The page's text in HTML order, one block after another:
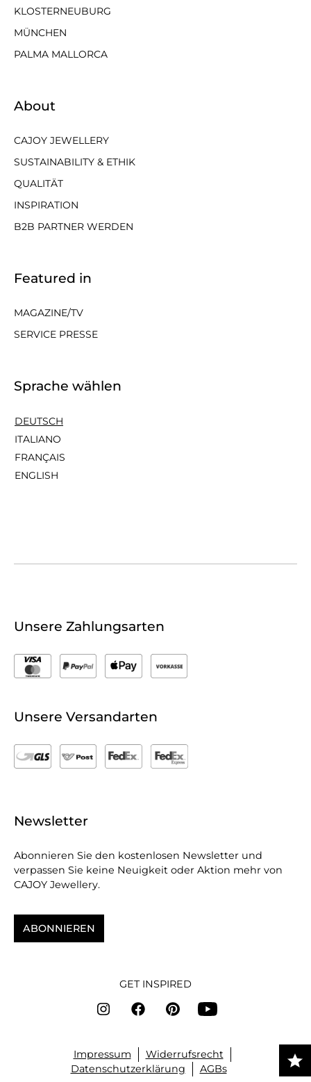
KLOSTERNEUBURG
MÜNCHEN
PALMA MALLORCA
About
CAJOY JEWELLERY
SUSTAINABILITY & ETHIK
QUALITÄT
INSPIRATION
B2B PARTNER WERDEN
Featured in
MAGAZINE/TV
SERVICE PRESSE
Sprache wählen
DEUTSCH
ITALIANO
FRANÇAIS
ENGLISH
Unsere Zahlungsarten
Unsere Versandarten
Newsletter
Abonnieren Sie den kostenlosen Newsletter und
verpassen Sie keine Neuigkeit oder Aktion mehr von
CAJOY Jewellery.
ABONNIEREN
GET INSPIRED
Impressum
Widerrufsrecht
Datenschutzerklärung
AGBs